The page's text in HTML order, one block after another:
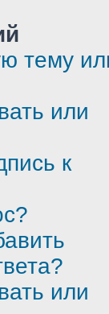
тему
или
к
или